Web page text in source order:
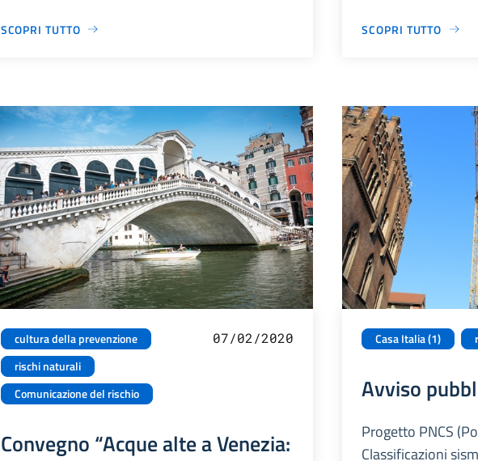
SCOPRI TUTTO SCOPRI TUTTO
cultura della prevenzione
rischi naturali
Comunicazione del rischio
07/02/2020
Convegno “Acque alte a Venezia:
Casa Italia (1)
Avviso
Progetto PNCS
Classificazioni